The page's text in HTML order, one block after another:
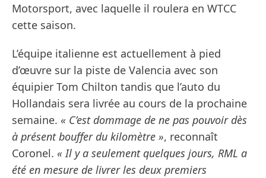
Motorsport, avec laquelle il roulera en WTCC
cette saison.
L’équipe italienne est actuellement à pied
d’œuvre sur la piste de Valencia avec son
équipier Tom Chilton tandis que l’auto du
Hollandais sera livrée au cours de la prochaine
semaine. « C’est dommage de ne pas pouvoir dès
à présent bouffer du kilomètre », reconnaît
Coronel. « Il y a seulement quelques jours, RML a
été en mesure de livrer les deux premiers